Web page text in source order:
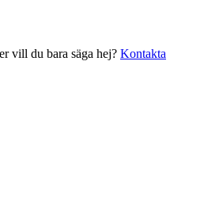
vill du bara säga hej? Kontakta